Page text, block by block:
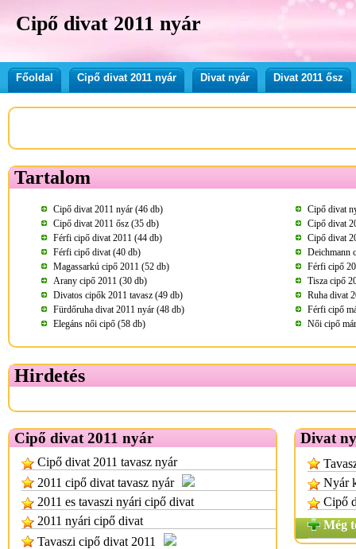
Cipő divat 2011 nyár
Főoldal Cipő divat 2011 nyár Divat nyár Divat 2011 ősz
Tartalom
Cipő divat 2011 nyár (46 db)
Cipő divat
Cipő divat 2011 ősz (35 db)
Cipő divat
Férfi cipő divat 2011 (44 db)
Cipő divat
Férfi cipő divat (40 db)
Deichmann
Magassarkú cipő 2011 (52 db)
Férfi cipő
Arany cipő 2011 (30 db)
Tisza cipő
Divatos cipők 2011 tavasz (49 db)
Ruha divat
Fürdőruha divat 2011 nyár (48 db)
Férfi cipő
Elegáns női cipő (58 db)
Női cipő
Hirdetés
Cipő divat 2011 nyár
Cipő divat 2011 tavasz nyár
2011 cipő divat tavasz nyár
2011 es tavaszi nyári cipő divat
2011 nyári cipő divat
Tavaszi cipő divat 2011
Divat
Nyár
Cipő
Még